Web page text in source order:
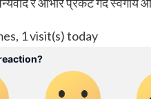
1 visit(s) today